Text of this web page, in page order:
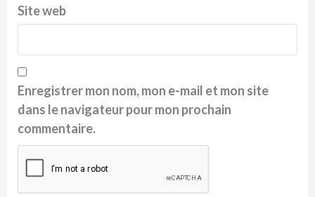
Site web
Enregistrer mon nom, mon e-mail et mon site
dans le navigateur pour mon prochain
commentaire.